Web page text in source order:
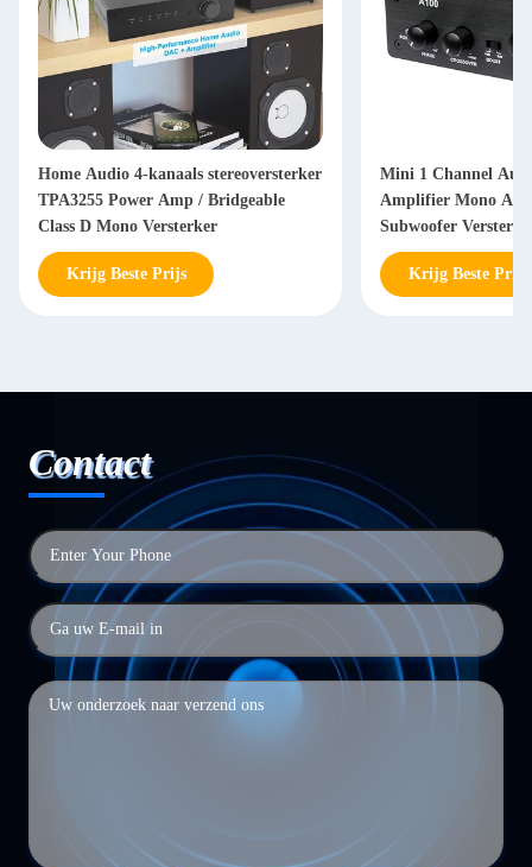
Home Audio 4-kanaals stereoversterker
TPA3255 Power Amp / Bridgeable
Class D Mono Versterker
Krijg Beste Prijs
Mini 1 Channel
Amplifier Mono
Subwoofer
Krijg Beste Prijs
Contact